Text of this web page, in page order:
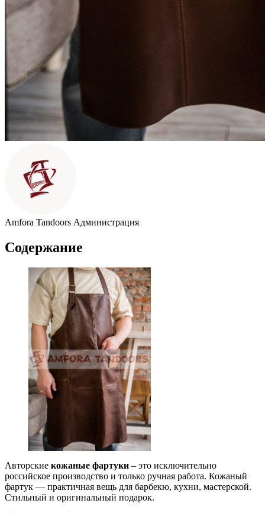
Amfora Tandoors Администрация
Содержание
Авторские кожаные фартуки – это исключительно
российское производство и только ручная работа. Кожаный
фартук — практичная вещь для барбекю, кухни, мастерской.
Стильный и оригинальный подарок.